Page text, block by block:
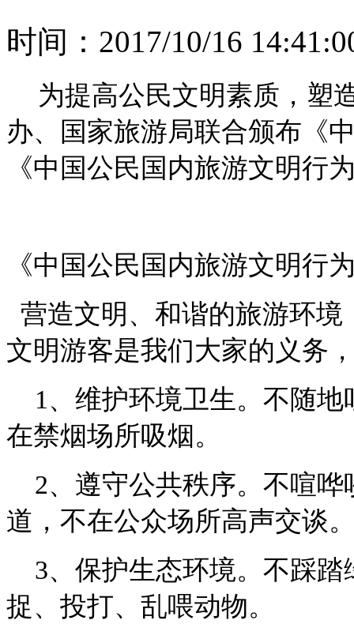
时间：2017/10/16
为提高公民文明素质，塑
办、国家旅游局联合颁布《
《中国公民国内旅游文明行
《中国公民国内旅游文明行
营造文明、和谐的旅游环
文明游客是我们大家的义务
1、维护环境卫生。不随
在禁烟场所吸烟。
2、遵守公共秩序。不喧
道，不在公众场所高声交谈
3、保护生态环境。不踩
捉、投打、乱喂动物。